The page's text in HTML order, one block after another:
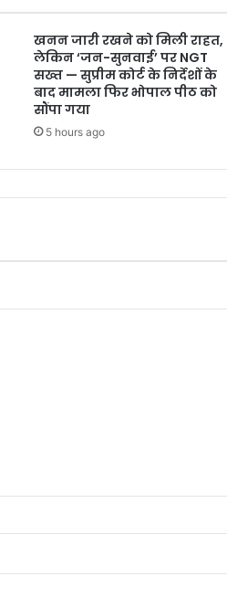
खनन जारी रखने को मिली राहत,
लेकिन ‘जन-सुनवाई’ पर NGT
सख्त — सुप्रीम कोर्ट के निर्देशों के
बाद मामला फिर भोपाल पीठ को
सौंपा गया
5 hours ago